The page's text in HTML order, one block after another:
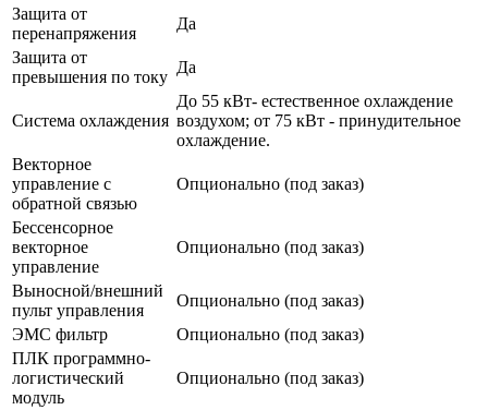
Защита от
перенапряжения
Да
Защита от
превышения по току
Да
Система охлаждения
До 55 кВт- естественное охлаждение
воздухом; от 75 кВт - принудительное
охлаждение.
Векторное
управление с
обратной связью
Опционально (под заказ)
Бессенсорное
векторное
управление
Опционально (под заказ)
Выносной/внешний
пульт управления
Опционально (под заказ)
ЭМС фильтр
Опционально (под заказ)
ПЛК программно-
логистический
модуль
Опционально (под заказ)